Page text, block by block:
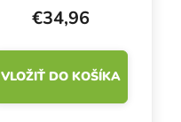
€34,96
VLOŽIŤ DO KOŠÍKA